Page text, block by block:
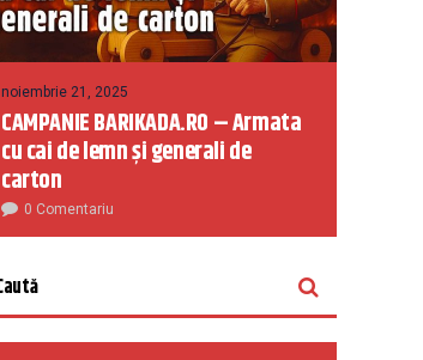
noiembrie 21, 2025
CAMPANIE BARIKADA.RO – Armata
cu cai de lemn și generali de
carton
0 Comentariu